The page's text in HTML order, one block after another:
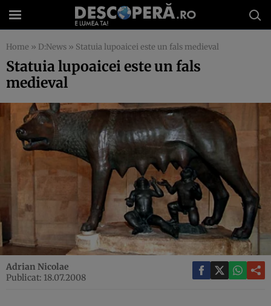
Home » D:News » Statuia lupoaicei este un fals medieval
Statuia lupoaicei este un fals
medieval
Adrian Nicolae
Publicat: 18.07.2008